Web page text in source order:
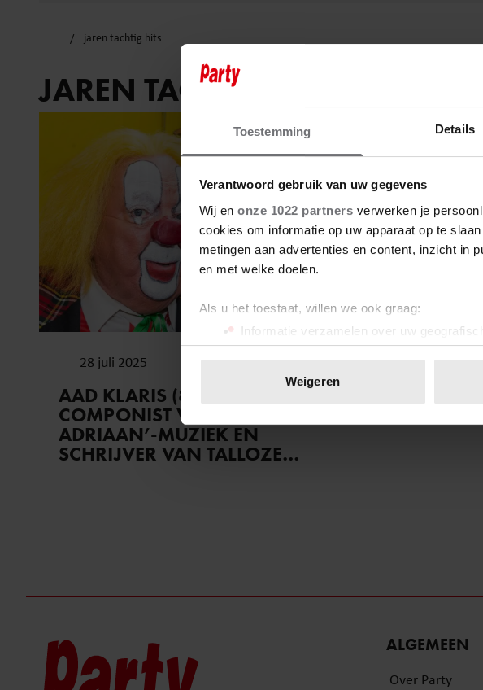
Toestemming Details
Verantwoord gebruik van uw gegevens
Wij en onze 1022 partners verwerken je
cookies om informatie op uw apparaat op te
metingen aan advertenties en content, inzicht in
en met welke doelen.
Als u het toestaat, willen we ook graag:
Informatie verzamelen over uw
Uw apparaat identificeren door het actief
toestemming op elk moment wijzigen of intrekken
We gebruiken cookies om content en
websiteverkeer te analyseren. Ook delen we
Weigeren
jaren tachtig hits
JAREN TACHTIG HITS
28 juli 2025
AAD KLARIS (86) OVERLEDEN:
COMPONIST VAN ‘BASSIE EN
ADRIAAN’-MUZIEK EN
SCHRIJVER VAN TALLOZE
ALGEMEEN
Over Party